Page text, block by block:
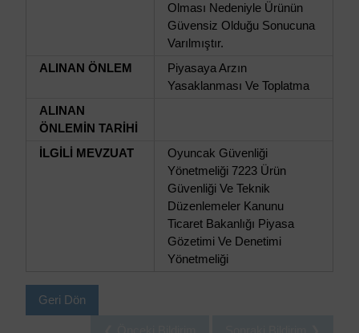
Olması Nedeniyle Ürünün
Güvensiz Olduğu Sonucuna
Varılmıştır.
ALINAN ÖNLEM
Piyasaya Arzın
Yasaklanması Ve Toplatma
ALINAN
ÖNLEMİN TARİHİ
İLGİLİ MEVZUAT
Oyuncak Güvenliği
Yönetmeliği 7223 Ürün
Güvenliği Ve Teknik
Düzenlemeler Kanunu
Ticaret Bakanlığı Piyasa
Gözetimi Ve Denetimi
Yönetmeliği
Geri Dön